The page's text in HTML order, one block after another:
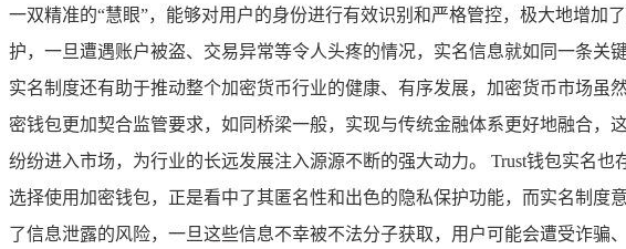
一双精准的“慧眼”，能够对用户的身份进行有效识别和严格管控，极大地增
护，一旦遭遇账户被盗、交易异常等令人头疼的情况，实名信息就如同一条关
实名制度还有助于推动整个加密货币行业的健康、有序发展，加密货币市场
密钱包更加契合监管要求，如同桥梁一般，实现与传统金融体系更好地融合
纷纷进入市场，为行业的长远发展注入源源不断的强大动力。 Trust钱包实名
选择使用加密钱包，正是看中了其匿名性和出色的隐私保护功能，而实名制
了信息泄露的风险，一旦这些信息不幸被不法分子获取，用户可能会遭受诈